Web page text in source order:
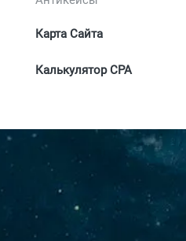
Карта Сайта
Калькулятор CPA